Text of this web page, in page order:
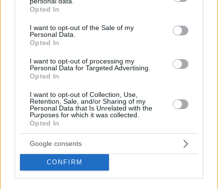
grant or deny consent to Google and its third-party tags to
use your data for below specified purposes in below Google
consent section.
Opted In
I want to opt-out of the Sale of my
Personal Data.
Opted In
I want to opt-out of processing my
Personal Data for Targeted Advertising.
Opted In
I want to opt-out of Collection, Use,
Retention, Sale, and/or Sharing of my
Personal Data that Is Unrelated with the
Purposes for which it was collected.
Opted In
Google consents
CONFIRM
παρά μόνο σεκιούριτι ιδιωτικής εταιρείας.
Μέχρι και αυτή τη στιγμή, οι Αρχές δεν έχουν
καταφέρει να «αποκρυπτογραφήσουν»
τη συνδεσμολογια του εκρηκτικού μηχανισμού,
ωστόσο θα προσπαθήσουν να το κάνουν από
τα υπολείμματα που άφησε η έκρηξη.
Glomex Player(40599w16ki4e70hs, v-
cyv8u5spwj3t)